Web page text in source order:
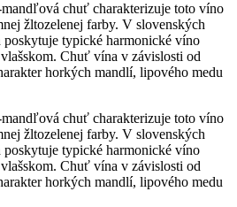
chuť charakterizuje toto víno
žltozelenej farby. V slovenských
typické harmonické víno
Chuť vína v závislosti od
horkých mandlí, lipového medu
chuť charakterizuje toto víno
žltozelenej farby. V slovenských
typické harmonické víno
Chuť vína v závislosti od
horkých mandlí, lipového medu